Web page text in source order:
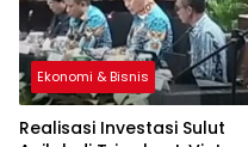
Ekonomi & Bisnis
Realisasi Investasi Sulut